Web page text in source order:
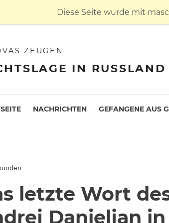
Diese Seite wurde mit
ZEUGEN
IN RUSSLAND
NACHRICHTEN GEFANGENE AUS
letzte Wort
Danieljan